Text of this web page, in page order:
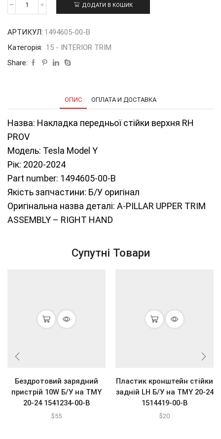
Накладка
верхня
PROV
Б/
00-
В
кількість
ДОДАТИ В КОШИК
АРТИКУЛ: 1494605-00-В
Категорія: 15 - INTERIOR TRIM
Share:
ОПИС ОПЛАТА И ДОСТАВКА
Назва: Накладка передньої стійки верхня RH
PROV
Модель: Tesla Model Y
Рік: 2020-2024
Part number: 1494605-00-В
Якість запчастини: Б/У оригінал
Оригінальна назва деталі: A-PILLAR UPPER TRIM
ASSEMBLY – RIGHT HAND
Супутні Товари
Бездротовий зарядний
пристрій 10W Б/У на ТМY
20-24 1541234-00-В
$55
Пластик кронштейн стійки
задній LH Б/У на ТМY 20-24
1514419-00-В
$20